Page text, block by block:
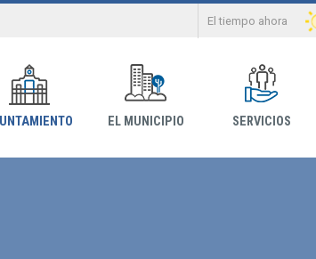
El tiempo ahora
EL MUNICIPIO SERVICIOS